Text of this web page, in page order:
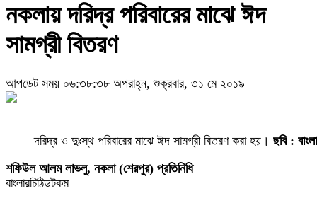
নকলায় দরিদ্র পরিবারের মাঝে ঈদ
সামগ্রী বিতরণ
আপডেট সময় ০৬:৩৮:৩৮ অপরাহ্ন, শুক্রবার, ৩১ মে ২০১৯
দরিদ্র ও দুঃস্থ পরিবারের মাঝে ঈদ সামগ্রী বিতরণ করা হয়। ছবি :
শফিউল আলম লাভলু, নকলা (শেরপুর) প্রতিনিধি
বাংলারচিঠিডটকম